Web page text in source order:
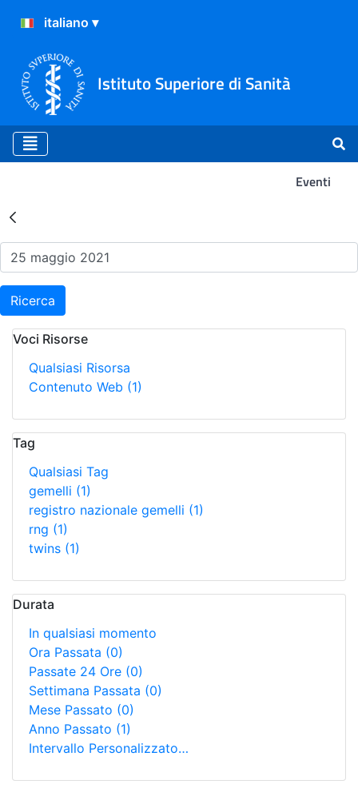
Istituto Superiore di Sanità
Eventi
Risultati della Ricerca -
Ricerca
Voci Risorse
Qualsiasi Risorsa
Contenuto Web (1)
Tag
Qualsiasi Tag
gemelli (1)
registro nazionale gemelli (1)
rng (1)
twins (1)
Durata
In qualsiasi momento
Ora Passata (0)
Passate 24 Ore (0)
Settimana Passata (0)
Mese Passato (0)
Anno Passato (1)
Intervallo Personalizzato…